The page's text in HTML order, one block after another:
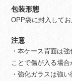
包装形態
OPP袋に封入してお
注意
・本ケース背面は
ことで傷が入る場合
・強化ガラスは強